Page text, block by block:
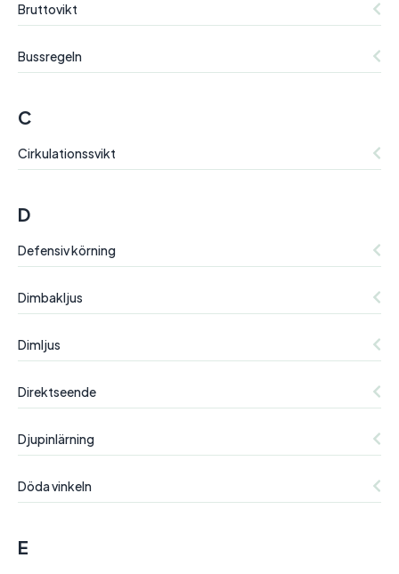
Bruttovikt
Bussregeln
C
Cirkulationssvikt
D
Defensiv körning
Dimbakljus
Dimljus
Direktseende
Djupinlärning
Döda vinkeln
E